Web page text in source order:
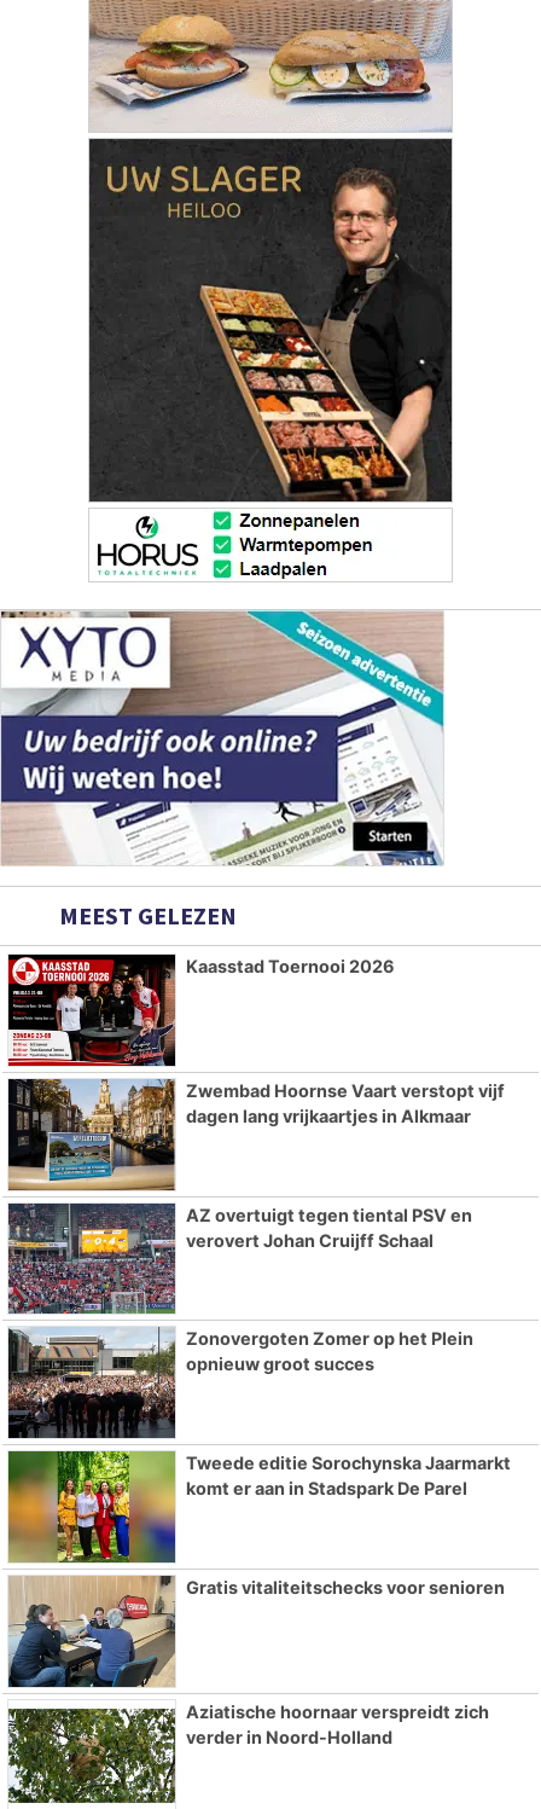
MEEST GELEZEN
Kaasstad Toernooi 2026
Zwembad Hoornse Vaart verstopt vijf
dagen lang vrijkaartjes in Alkmaar
AZ overtuigt tegen tiental PSV en
verovert Johan Cruijff Schaal
Zonovergoten Zomer op het Plein
opnieuw groot succes
Tweede editie Sorochynska Jaarmarkt
komt er aan in Stadspark De Parel
Gratis vitaliteitschecks voor senioren
Aziatische hoornaar verspreidt zich
verder in Noord-Holland